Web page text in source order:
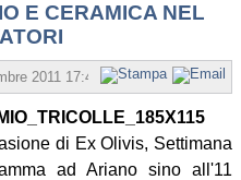
E CERAMICA NEL
2011 17:40 Scritto da Redazione
di Ex Olivis, Settimana
ad Ariano sino all'11